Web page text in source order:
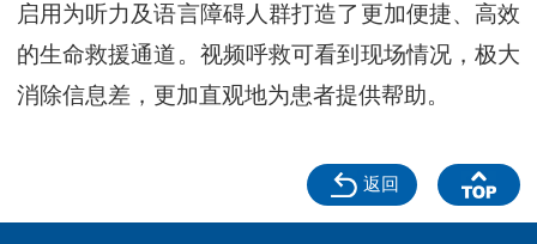
启用为听力及语言障碍人群打造了更加便捷、高效
的生命救援通道。视频呼救可看到现场情况，极大
消除信息差，更加直观地为患者提供帮助。
返回